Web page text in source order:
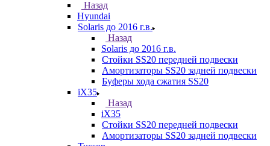
Назад
Hyundai
Solaris до 2016 г.в.
Назад
Solaris до 2016 г.в.
Стойки SS20 передней подвески
Амортизаторы SS20 задней подвески
Буферы хода сжатия SS20
iX35
Назад
iX35
Стойки SS20 передней подвески
Амортизаторы SS20 задней подвески